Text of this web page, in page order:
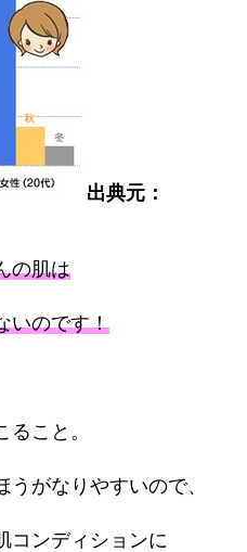
出典元：
の肌は
いのです！
こと。
がなりやすいので、
コンディションに